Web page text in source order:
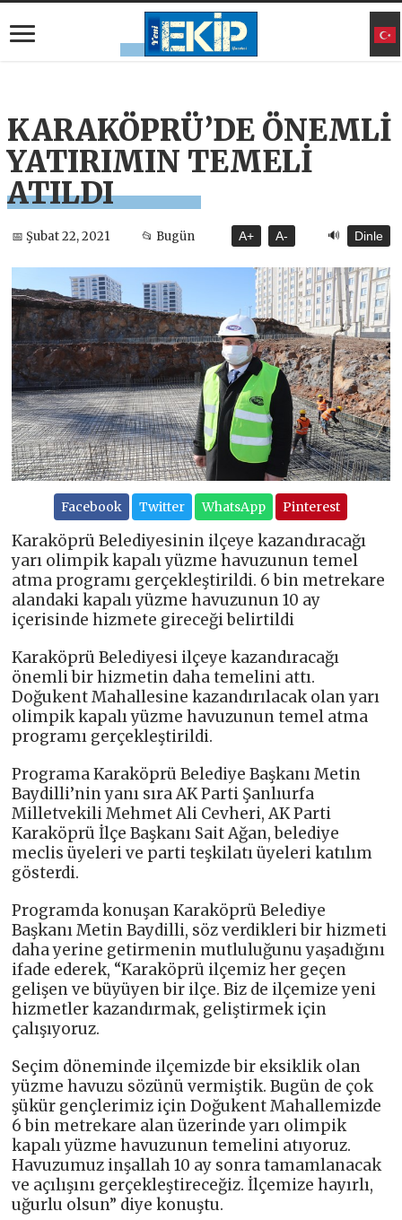
KARAKÖPRÜ’DE ÖNEMLİ
YATIRIMIN TEMELİ
ATILDI
📅 Şubat 22, 2021 📂 Bugün A+ A- 🔊 Dinle
Facebook Twitter WhatsApp Pinterest
Karaköprü Belediyesinin ilçeye kazandıracağı
yarı olimpik kapalı yüzme havuzunun temel
atma programı gerçekleştirildi. 6 bin metrekare
alandaki kapalı yüzme havuzunun 10 ay
içerisinde hizmete gireceği belirtildi
Karaköprü Belediyesi ilçeye kazandıracağı
önemli bir hizmetin daha temelini attı.
Doğukent Mahallesine kazandırılacak olan yarı
olimpik kapalı yüzme havuzunun temel atma
programı gerçekleştirildi.
Programa Karaköprü Belediye Başkanı Metin
Baydilli’nin yanı sıra AK Parti Şanlıurfa
Milletvekili Mehmet Ali Cevheri, AK Parti
Karaköprü İlçe Başkanı Sait Ağan, belediye
meclis üyeleri ve parti teşkilatı üyeleri katılım
gösterdi.
Programda konuşan Karaköprü Belediye
Başkanı Metin Baydilli, söz verdikleri bir hizmeti
daha yerine getirmenin mutluluğunu yaşadığını
ifade ederek, “Karaköprü ilçemiz her geçen
gelişen ve büyüyen bir ilçe. Biz de ilçemize yeni
hizmetler kazandırmak, geliştirmek için
çalışıyoruz.
Seçim döneminde ilçemizde bir eksiklik olan
yüzme havuzu sözünü vermiştik. Bugün de çok
şükür gençlerimiz için Doğukent Mahallemizde
6 bin metrekare alan üzerinde yarı olimpik
kapalı yüzme havuzunun temelini atıyoruz.
Havuzumuz inşallah 10 ay sonra tamamlanacak
ve açılışını gerçekleştireceğiz. İlçemize hayırlı,
uğurlu olsun” diye konuştu.